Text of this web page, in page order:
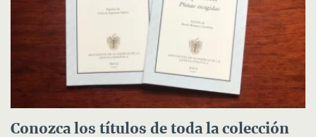
Conozca los títulos de toda la colección